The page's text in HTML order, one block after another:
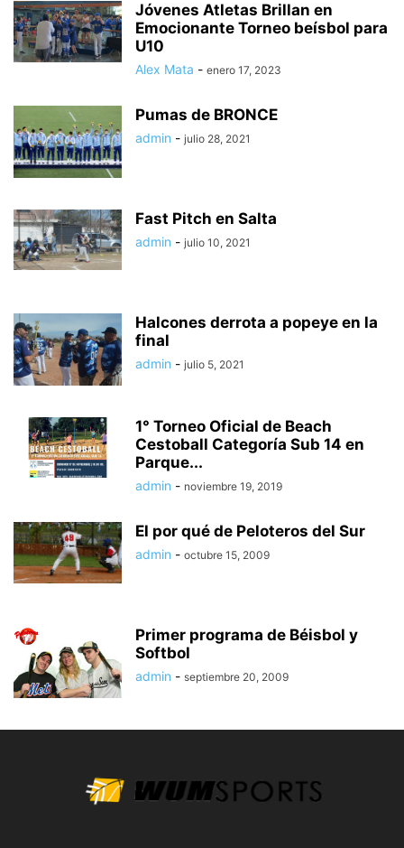
Jóvenes Atletas Brillan en
Emocionante Torneo beísbol para
U10
Alex Mata - enero 17, 2023
Pumas de BRONCE
admin - julio 28, 2021
Fast Pitch en Salta
admin - julio 10, 2021
Halcones derrota a popeye en la
final
admin - julio 5, 2021
1° Torneo Oficial de Beach
Cestoball Categoría Sub 14 en
Parque...
admin - noviembre 19, 2019
El por qué de Peloteros del Sur
admin - octubre 15, 2009
Primer programa de Béisbol y
Softbol
admin - septiembre 20, 2009